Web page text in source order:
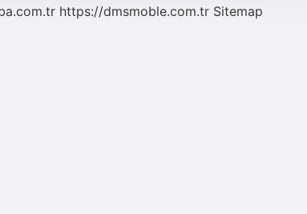
https://dmsmoble.com.tr Sitemap